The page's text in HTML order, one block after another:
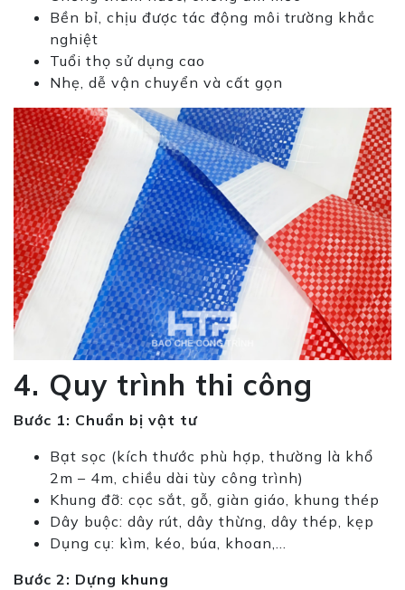
Bền bỉ, chịu được tác động môi trường khắc
nghiệt
Tuổi thọ sử dụng cao
Nhẹ, dễ vận chuyển và cất gọn
4. Quy trình thi công
Bước 1: Chuẩn bị vật tư
Bạt sọc (kích thước phù hợp, thường là khổ
2m – 4m, chiều dài tùy công trình)
Khung đỡ: cọc sắt, gỗ, giàn giáo, khung thép
Dây buộc: dây rút, dây thừng, dây thép, kẹp
Dụng cụ: kìm, kéo, búa, khoan,…
Bước 2: Dựng khung